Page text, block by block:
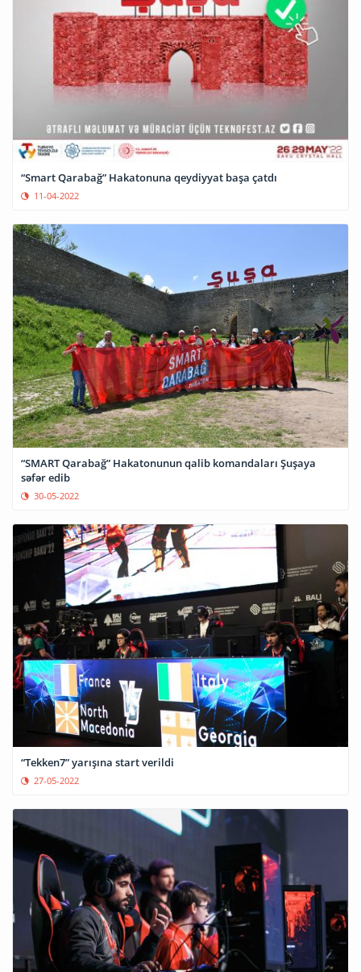
“Smart Qarabağ” Hakatonuna qeydiyyat başa çatdı
11-04-2022
“SMART Qarabağ” Hakatonunun qalib komandaları Şuşaya
səfər edib
30-05-2022
27-05-2022